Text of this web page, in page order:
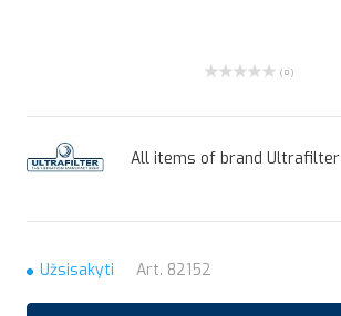
( 0 )
All items of brand Ultrafilter
Užsisakyti Art. 82152